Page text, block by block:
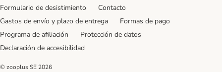
Formulario de desistimiento
Contacto
Gastos de envío y plazo de entrega
Formas de pago
Programa de afiliación
Protección de datos
Declaración de accesibilidad
© zooplus SE 2026